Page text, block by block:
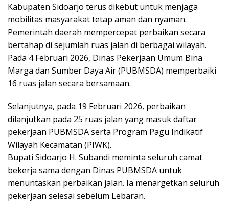
Kabupaten Sidoarjo terus dikebut untuk menjaga
mobilitas masyarakat tetap aman dan nyaman.
Pemerintah daerah mempercepat perbaikan secara
bertahap di sejumlah ruas jalan di berbagai wilayah.
Pada 4 Februari 2026, Dinas Pekerjaan Umum Bina
Marga dan Sumber Daya Air (PUBMSDA) memperbaiki
16 ruas jalan secara bersamaan.
Selanjutnya, pada 19 Februari 2026, perbaikan
dilanjutkan pada 25 ruas jalan yang masuk daftar
pekerjaan PUBMSDA serta Program Pagu Indikatif
Wilayah Kecamatan (PIWK).
Bupati Sidoarjo H. Subandi meminta seluruh camat
bekerja sama dengan Dinas PUBMSDA untuk
menuntaskan perbaikan jalan. Ia menargetkan seluruh
pekerjaan selesai sebelum Lebaran.